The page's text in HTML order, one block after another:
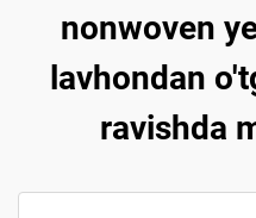
nonwoven
lavhondan
ravishda